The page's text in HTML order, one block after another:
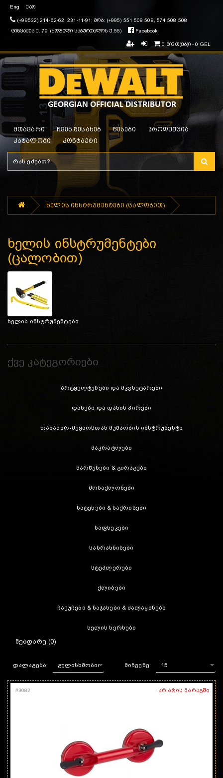
Eng ქარ
(+99532) 214-62-62, 231-11-91; მობ: (+995) 551 508 508, 574 508 508
ცინცაძის ქ. 79 (ყოფილი საბურთალოს ქ.55)
Facebook
0 ნივთ(ებ)ი - 0 GEL
მთავარი ჩვენ შესახებ წესები
პროდუქცია
კატალოგი
კონტაქტი
ხელის ინსტრუმენტები (ცალობით)
ხელის ინსტრუმენტები
(ცალობით)
ხელის ინსტრუმენტები
ქვე კატეგორიები
ბრტყელტუჩები და მკვნეტარები
დანები და დანის პირები
თაბაშირ-მუყაოსთან მუშაობის ინსტრუმენტი
მაკრატლები
მარწუხები & გირაგები
მოსაქლონები
სატეხები & საჭრისები
საფხეკები
სახრახნისები
სტეპლერები
ქლიბები
ჩაქუჩები & ნაჯახები & ძალაყინები
ხელის ხერხები
ᲨᲔᲐᲓᲐᲠᲔ (0)
დალაგება: მიჩვენე:
არ არის მარაგში
#3082